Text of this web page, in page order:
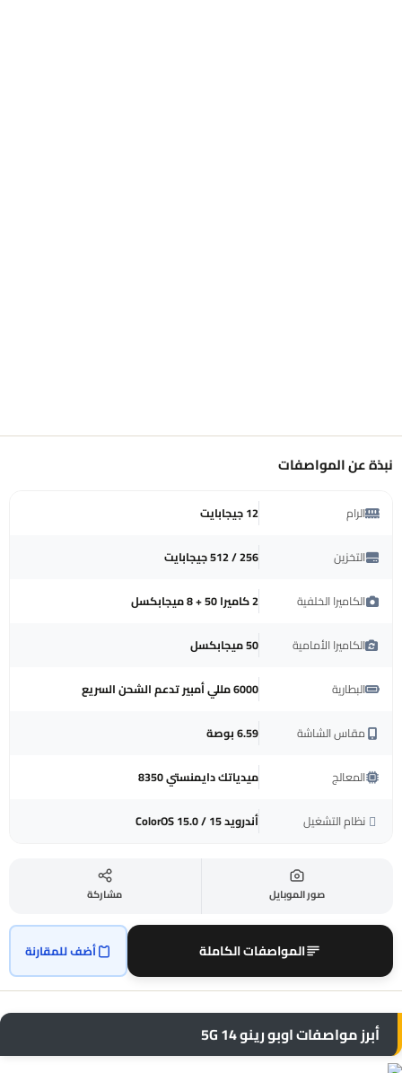
نبذة عن المواصفات
الرام 12 جيجابايت
التخزين 256 / 512 جيجابايت
الكاميرا الخلفية 2 كاميرا 50 + 8 ميجابكسل
الكاميرا الأمامية 50 ميجابكسل
البطارية 6000 مللي أمبير تدعم الشحن السريع
مقاس الشاشة 6.59 بوصة
المعالج ميدياتك دايمنستي 8350
نظام التشغيل أندرويد 15 / ColorOS 15.0
صور الموبايل مشاركة
المواصفات الكاملة أضف للمقارنة
أبرز مواصفات اوبو رينو 14 5G